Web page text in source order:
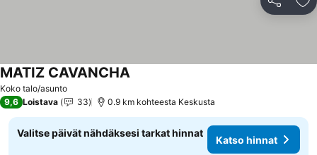
Jaa
Koko talo/asunto
MATIZ CAVANCHA
9,6 Loistava 33 0.9 km kohteesta Keskusta
Valitse päivät nähdäksesi tarkat hinnat
Katso hinnat